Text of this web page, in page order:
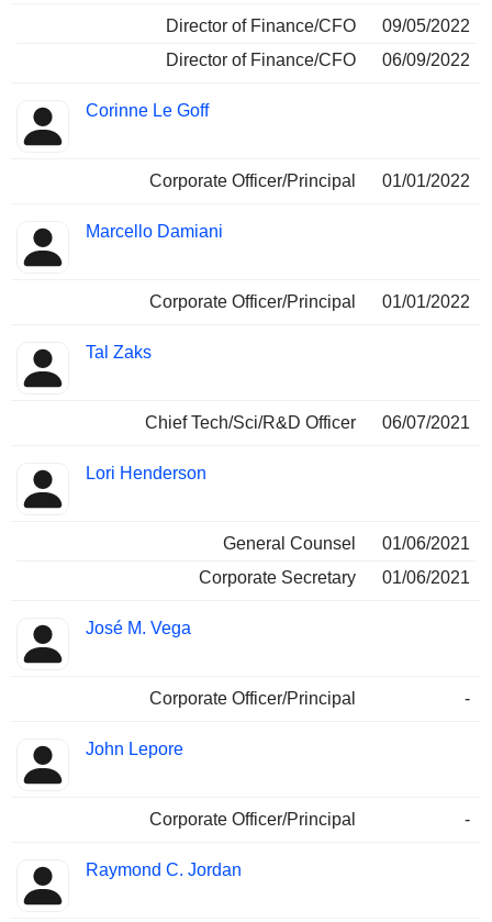
Director of Finance/CFO
09/05/2022
Director of Finance/CFO
06/09/2022
Corinne Le Goff
Corporate Officer/Principal 01/01/2022
Marcello Damiani
Corporate Officer/Principal 01/01/2022
Tal Zaks
Chief Tech/Sci/R&D Officer 06/07/2021
Lori Henderson
General Counsel
01/06/2021
Corporate Secretary
01/06/2021
José M. Vega
Corporate Officer/Principal -
John Lepore
Corporate Officer/Principal -
Raymond C. Jordan